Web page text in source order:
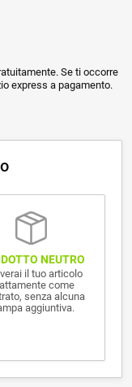
Se ti occorre
express a pagamento.
NEUTRO
il tuo articolo
come
senza alcuna
aggiuntiva.